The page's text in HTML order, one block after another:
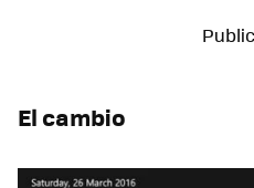
El cambio